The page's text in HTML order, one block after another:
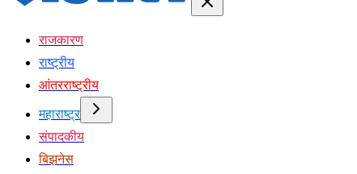
राजकारण
राष्ट्रीय
आंतरराष्ट्रीय
महाराष्ट्र
संपादकीय
बिझनेस